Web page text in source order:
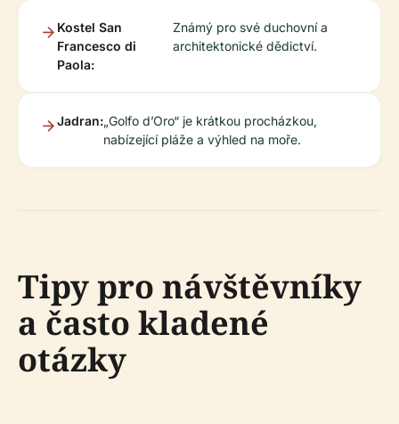
Kostel San
Francesco di
Paola:
Známý pro své duchovní a
architektonické dědictví.
Jadran:„Golfo d’Oro“ je krátkou procházkou,
nabízející pláže a výhled na moře.
Tipy pro návštěvníky
a často kladené
otázky